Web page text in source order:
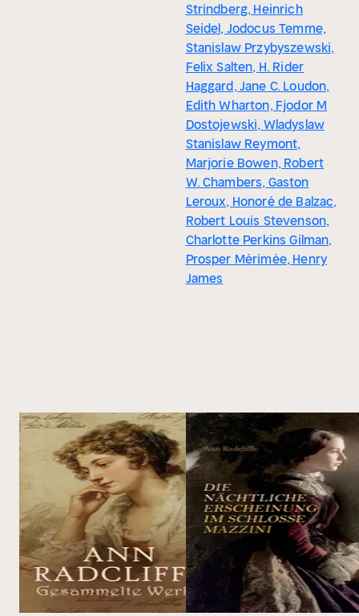
Strindberg, Heinrich
Seidel, Jodocus Temme,
Stanislaw Przybyszewski,
Felix Salten, H. Rider
Haggard, Jane C. Loudon,
Edith Wharton, Fjodor M
Dostojewski, Wladyslaw
Stanislaw Reymont,
Marjorie Bowen, Robert
W. Chambers, Gaston
Leroux, Honoré de Balzac,
Robert Louis Stevenson,
Charlotte Perkins Gilman,
Prosper Mérimée, Henry
James